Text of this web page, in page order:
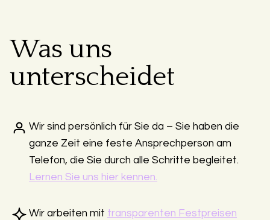
Was uns
unterscheidet
Wir sind persönlich für Sie da – Sie haben die
ganze Zeit eine feste Ansprechperson am
Telefon, die Sie durch alle Schritte begleitet.
Lernen Sie uns hier kennen.
Wir arbeiten mit transparenten Festpreisen